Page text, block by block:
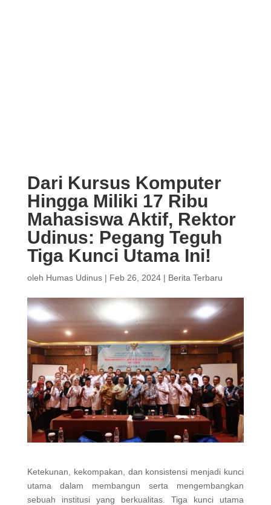
Dari Kursus Komputer
Hingga Miliki 17 Ribu
Mahasiswa Aktif, Rektor
Udinus: Pegang Teguh
Tiga Kunci Utama Ini!
oleh Humas Udinus| Feb 26, 2024| Berita Terbaru
Ketekunan, kekompakan, dan konsistensi menjadi kunci
utama dalam membangun serta mengembangkan
sebuah institusi yang berkualitas. Tiga kunci utama